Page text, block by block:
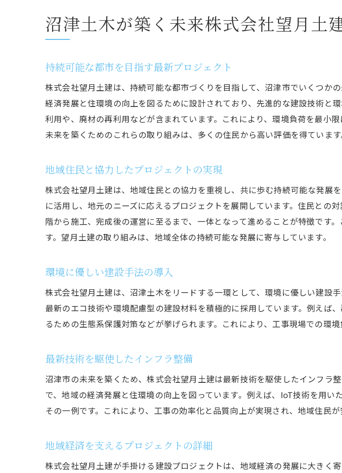
未来を見据えたプロジェクトの意義
地域経済発展沼津市における持続可能
沼津市の経済発展と建設プロジェク
持続可能な建設事業の利点
地域経済活性化のための戦略
インフラ整備がもたらす経済効果
地域住民との協力による経済発展
最新技術を活用した建設手法
環境に配慮した建設材料の使用
エネルギー効率の高い建設プロセス
環境負荷を軽減するための取り組み
地域住民の安全を最優先するイン
防災対策を考慮した建設プロジェ
地域住民とのコミュニケーション
安心して暮らせるインフラの実現
沼津市の未来を支える株式会社望月土
革新的な技術を取り入れたプロジェ
地域社会のニーズに応えるプロジェ
沼津土木が築く未来株式会社望月土
持続可能な都市を目指す最新プロジェクト
株式会社望月土建は、持続可能な都市づくりを目指して、沼津市でいくつか
経済発展と住環境の向上を図るために設計されており、先進的な建設技術と
利用や、廃材の再利用などが含まれています。これにより、環境負荷を最小
未来を築くためのこれらの取り組みは、多くの住民から高い評価を得ています
地域住民と協力したプロジェクトの実現
株式会社望月土建は、地域住民との協力を重視し、共に歩む持続可能な発展
に活用し、地元のニーズに応えるプロジェクトを展開しています。住民との
階から施工、完成後の運営に至るまで、一体となって進めることが特徴です
す。望月土建の取り組みは、地域全体の持続可能な発展に寄与しています。
環境に優しい建設手法の導入
株式会社望月土建は、沼津土木をリードする一環として、環境に優しい建設
最新のエコ技術や環境配慮型の建設材料を積極的に採用しています。例えば
るための生態系保護対策などが挙げられます。これにより、工事現場での環
最新技術を駆使したインフラ整備
沼津市の未来を築くため、株式会社望月土建は最新技術を駆使したインフラ
で、地域の経済発展と住環境の向上を図っています。例えば、IoT技術を用
その一例です。これにより、工事の効率化と品質向上が実現され、地域住民
地域経済を支えるプロジェクトの詳細
株式会社望月土建が手掛ける建設プロジェクトは、地域経済の発展に大きく